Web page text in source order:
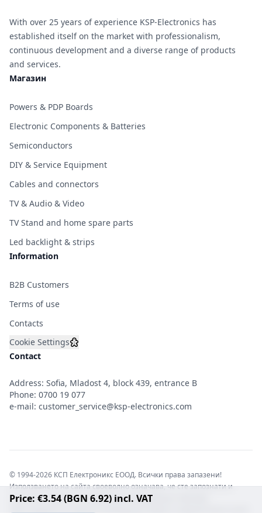
Price: €3.54 (BGN 6.92) incl. VAT
With over 25 years of experience KSP-Electronics has
established itself on the market with professionalism,
continuous development and a diverse range of products
and services.
Магазин
Powers & PDP Boards
Electronic Components & Batteries
Semiconductors
DIY & Service Equipment
Cables and connectors
TV & Audio & Video
TV Stand and home spare parts
Led backlight & strips
Information
B2B Customers
Terms of use
Contacts
Cookie Settings
Contact
Address: Sofia, Mladost 4, block 439, entrance B
Phone: 0700 19 077
e-mail: customer_service@ksp-electronics.com
© 1994-2026 КСП Електроникс ЕООД. Всички права запазени!
Използването на сайта своеволно означава, че сте запознати и
съгласни с правната информация обвързваща софтуера.